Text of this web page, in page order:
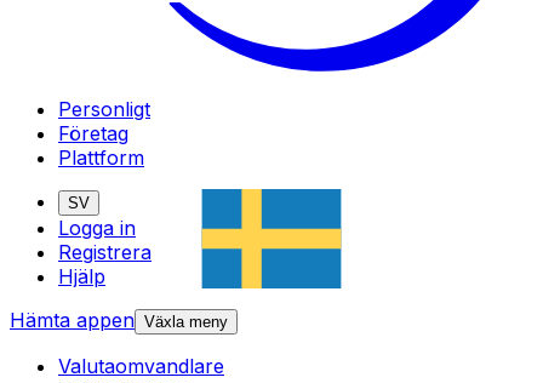
Personligt
Företag
Plattform
SV
Logga in
Registrera
Hjälp
Hämta appen Växla meny
Valutaomvandlare